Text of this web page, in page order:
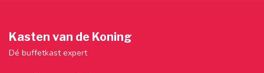
Kasten van de Koning
Dé buffetkast expert